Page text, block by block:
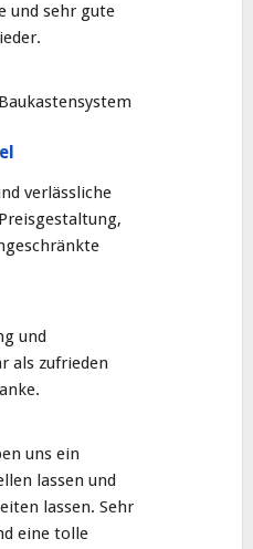
und sehr gute
verlässliche
und
als zufrieden
uns ein
lassen und
lassen. Sehr
eine tolle